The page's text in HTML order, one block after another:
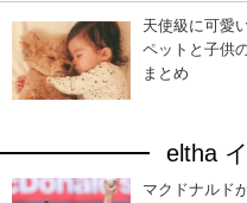
天使級に可愛
ペットと子供
まとめ
eltha
マクドナルド